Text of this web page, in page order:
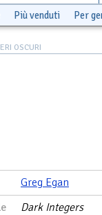
Più venduti Per
OSCURI
Greg Egan
Dark Integers